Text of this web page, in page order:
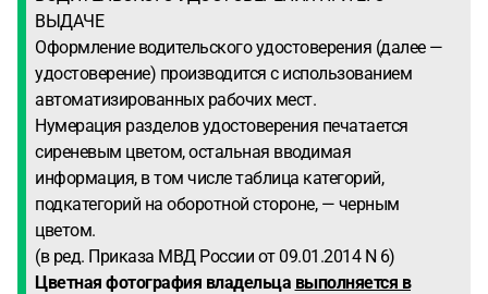
ВЫДАЧЕ
Оформление водительского удостоверения (далее —
удостоверение) производится с использованием
автоматизированных рабочих мест.
Нумерация разделов удостоверения печатается
сиреневым цветом, остальная вводимая
информация, в том числе таблица категорий,
подкатегорий на оборотной стороне, — черным
цветом.
(в ред. Приказа МВД России от 09.01.2014 N 6)
Цветная фотография владельца выполняется в